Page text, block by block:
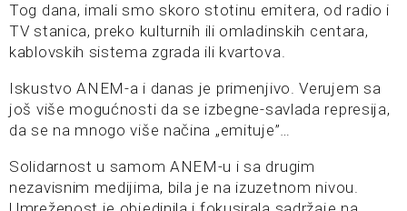
Tog dana, imali smo skoro stotinu emitera, od radio i
TV stanica, preko kulturnih ili omladinskih centara,
kablovskih sistema zgrada ili kvartova.
Iskustvo ANEM-a i danas je primenjivo. Verujem sa
još više mogućnosti da se izbegne-savlada represija,
da se na mnogo više načina „emituje”…
Solidarnost u samom ANEM-u i sa drugim
nezavisnim medijima, bila je na izuzetnom nivou.